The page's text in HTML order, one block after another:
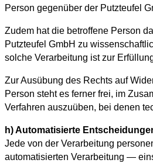
Person gegenüber der Putzteufel
Zudem hat die betroffene Person
Putzteufel GmbH zu
solche Verarbeitung ist zur
Zur Ausübung des Rechts auf
Person steht es ferner frei, im
Verfahren auszuüben, bei denen
h) Automatisierte
Jede von der Verarbeitung
automatisierten Verarbeitung —